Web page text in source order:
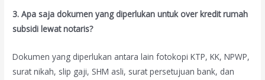
3. Apa saja dokumen yang diperlukan untuk over kredit rumah
subsidi lewat notaris?
Dokumen yang diperlukan antara lain fotokopi KTP, KK, NPWP,
surat nikah, slip gaji, SHM asli, surat persetujuan bank, dan